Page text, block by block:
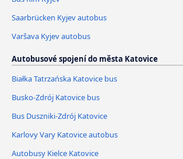
Saarbrücken Kyjev autobus
Varšava Kyjev autobus
Autobusové spojení do města Katovice
Białka Tatrzańska Katovice bus
Busko-Zdrój Katovice bus
Bus Duszniki-Zdrój Katovice
Karlovy Vary Katovice autobus
Autobusy Kielce Katovice